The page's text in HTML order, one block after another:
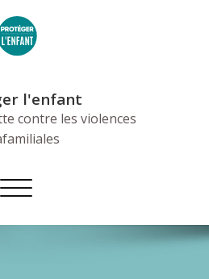
l'enfant
contre les violences
Afficher/masquer
la